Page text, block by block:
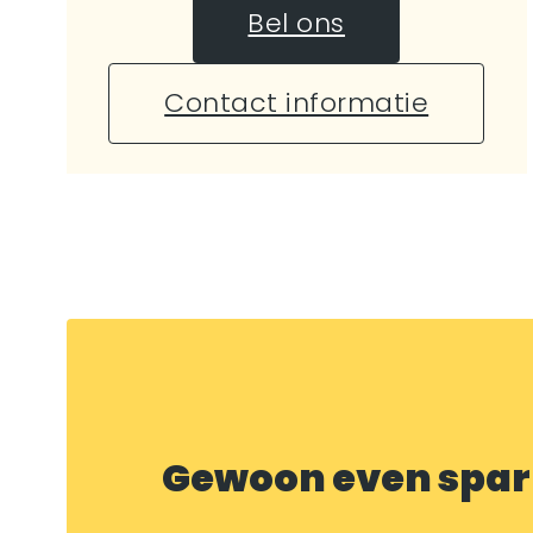
Bel ons
Contact informatie
Gewoon even